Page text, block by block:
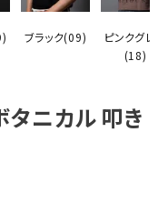
ブラック(09)
ピンクグレー
(18)
ニカル 叩き